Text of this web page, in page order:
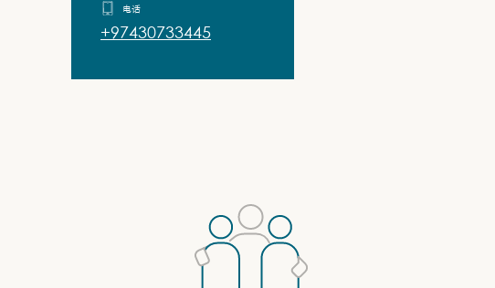
电话
+97430733445